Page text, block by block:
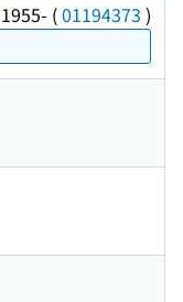
(01194373 )